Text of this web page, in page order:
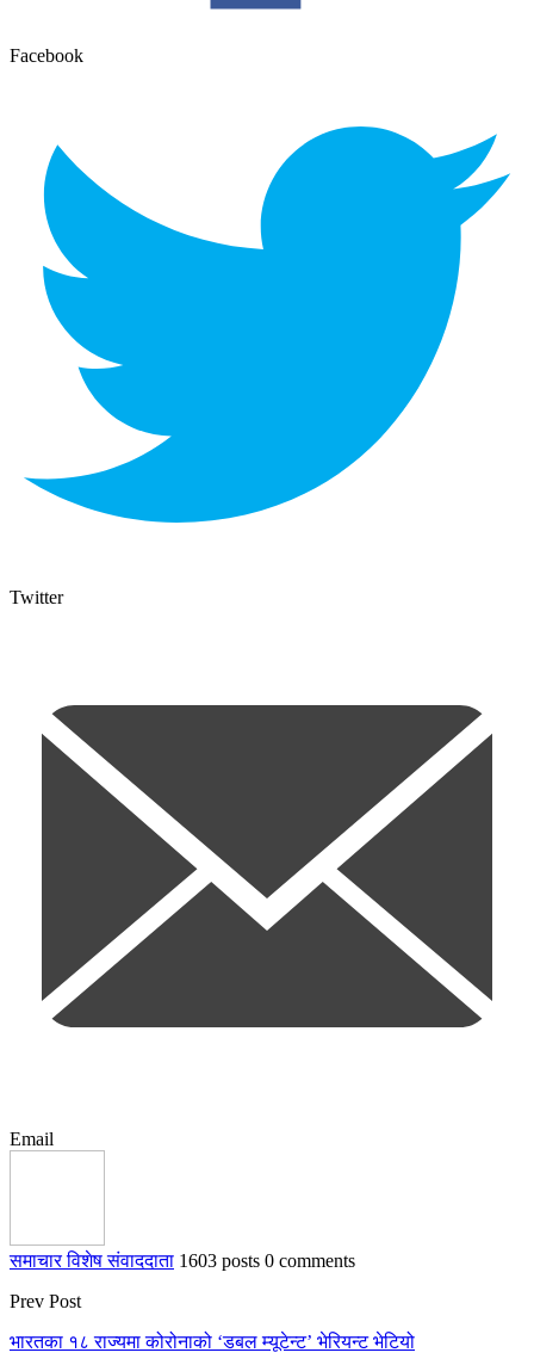
Facebook
Twitter
Email
समाचार विशेष संवाददाता 1603 posts 0 comments
Prev Post
भारतका १८ राज्यमा कोरोनाको ‘डबल म्यूटेन्ट’ भेरियन्ट भेटियो